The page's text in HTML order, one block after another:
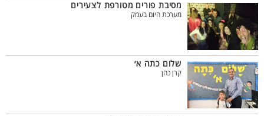
מסיבת פורים מטורפת לצעירים
מערכת היום בעמק
שלום כתה א׳
קרן כהן